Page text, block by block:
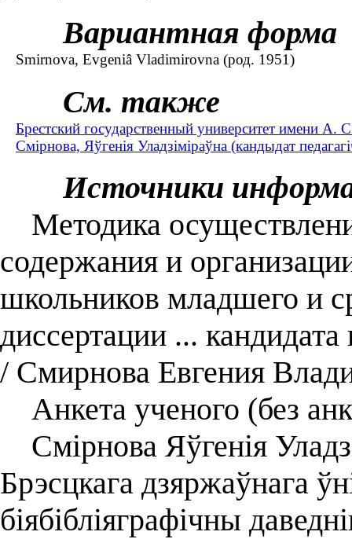
Вариантная форма
Smirnova, Evgeniâ Vladimirovna (род. 1951)
См. также
Брестский государственный университет имени А.
Смірнова, Яўгенія Уладзіміраўна (кандыдат
Источники
Методика
содержания и
школьников младшего и
диссертации ...
/ Смирнова Евгения
Анкета ученого (без
Смірнова Яўгенія
Брэсцкага дзяржаўнага
біябібліяграфічны